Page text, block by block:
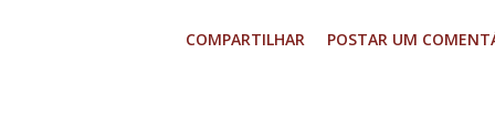
COMPARTILHAR POSTAR UM